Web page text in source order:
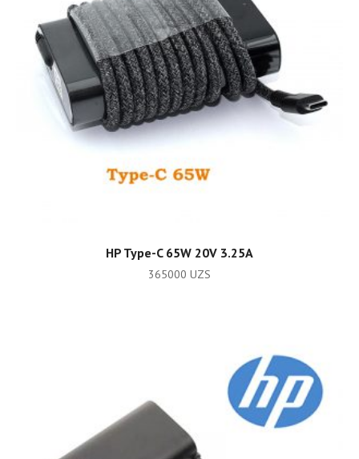
ADD TO CART
HP Type-C 65W 20V 3.25A
365000 UZS